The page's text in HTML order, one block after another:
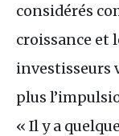
considérés
croissance et
investisseurs
plus
« Il y a